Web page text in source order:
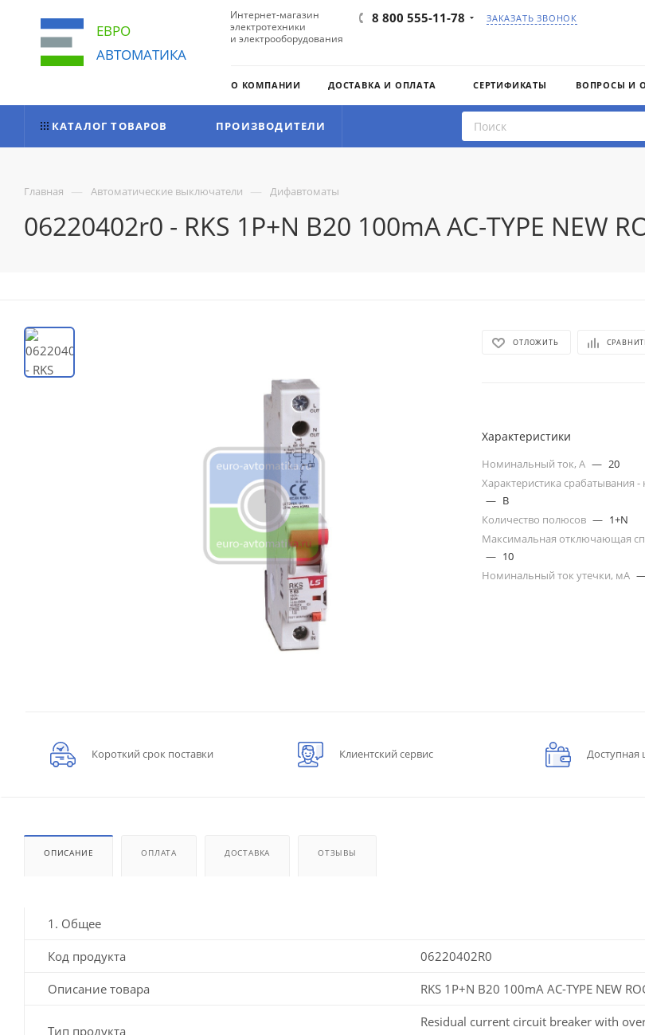
ЕВРО
АВТОМАТИКА
Интернет-магазин
электротехники
и электрооборудования
8 800 555-11-78 ЗАКАЗАТЬ ЗВОНОК
О КОМПАНИИ ДОСТАВКА И ОПЛАТА СЕРТИФИКАТЫ ВОПРОСЫ И
КАТАЛОГ ТОВАРОВ ПРОИЗВОДИТЕЛИ
Главная — Автоматические выключатели — Дифавтоматы
06220402r0 - RKS 1P+N B20 100mA AC-TYPE NEW
ОТЛОЖИТЬ
Характеристики
Номинальный ток, А — 20
Характеристика срабатывания -
— B
Количество полюсов — 1+N
Максимальная отключающая
— 10
Номинальный ток утечки, мА
Короткий срок поставки Клиентский сервис Доступная
ОПИСАНИЕ ОПЛАТА ДОСТАВКА ОТЗЫВЫ
1. Общее
Код продукта 06220402R0
Описание товара RKS 1P+N B20 100mA AC-TYPE NEW
Тип продукта
Residual current circuit breaker with